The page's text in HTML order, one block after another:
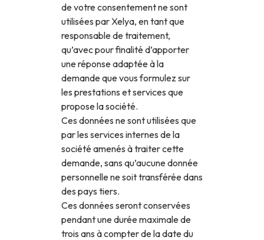
de votre consentement ne sont
utilisées par Xelya, en tant que
responsable de traitement,
qu’avec pour finalité d’apporter
une réponse adaptée à la
demande que vous formulez sur
les prestations et services que
propose la société.
Ces données ne sont utilisées que
par les services internes de la
société amenés à traiter cette
demande, sans qu’aucune donnée
personnelle ne soit transférée dans
des pays tiers.
Ces données seront conservées
pendant une durée maximale de
trois ans à compter de la date du